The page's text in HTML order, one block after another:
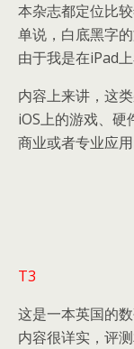
本杂志都定位比
单说，白底黑字
由于我是在iPad
内容上来讲，这
iOS上的游戏、
商业或者专业应用
T3
这是一本英国的
内容很详实，评